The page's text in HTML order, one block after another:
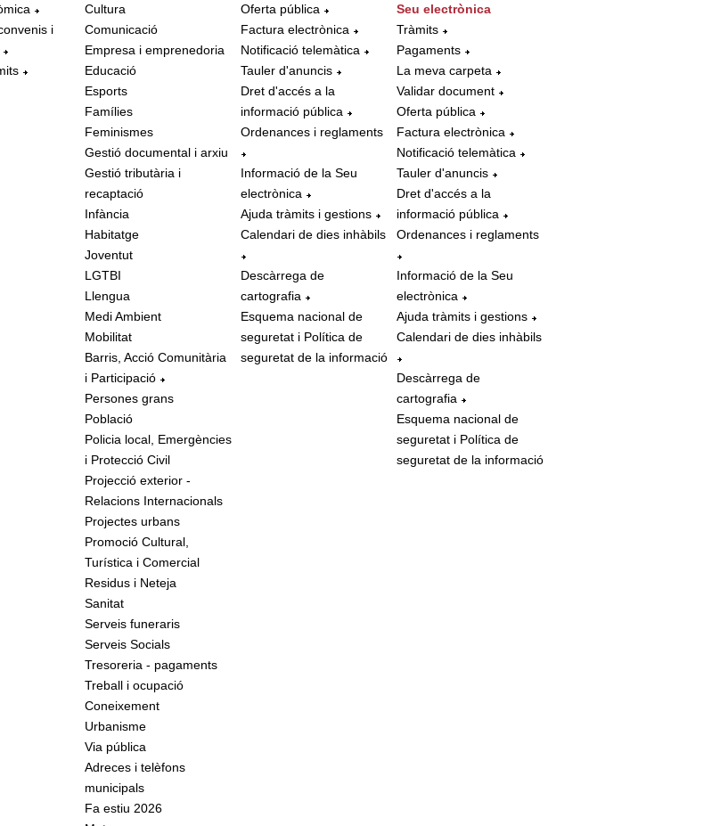
i
Cultura
Comunicació
Empresa i emprenedoria
Educació
Esports
Famílies
Feminismes
Gestió documental i arxiu
Gestió tributària i
recaptació
Infància
Habitatge
Joventut
LGTBI
Llengua
Medi Ambient
Mobilitat
Barris, Acció Comunitària
i Participació
Persones grans
Població
Policia local, Emergències
i Protecció Civil
Projecció exterior -
Relacions Internacionals
Projectes urbans
Promoció Cultural,
Turística i Comercial
Residus i Neteja
Sanitat
Serveis funeraris
Serveis Socials
Tresoreria - pagaments
Treball i ocupació
Coneixement
Urbanisme
Via pública
Adreces i telèfons
municipals
Fa estiu 2026
Oferta pública
Factura electrònica
Notificació telemàtica
Tauler d'anuncis
Dret d'accés a la
informació pública
Ordenances i reglaments
Informació de la Seu
electrònica
Ajuda tràmits i gestions
Calendari de dies inhàbils
Descàrrega de
cartografia
Esquema nacional de
seguretat i Política de
seguretat de la informació
Seu electrònica
Tràmits
Pagaments
La meva carpeta
Validar document
Oferta pública
Factura electrònica
Notificació telemàtica
Tauler d'anuncis
Dret d'accés a la
informació pública
Ordenances i reglaments
Informació de la Seu
electrònica
Ajuda tràmits i gestions
Calendari de dies inhàbils
Descàrrega de
cartografia
Esquema nacional de
seguretat i Política de
seguretat de la informació